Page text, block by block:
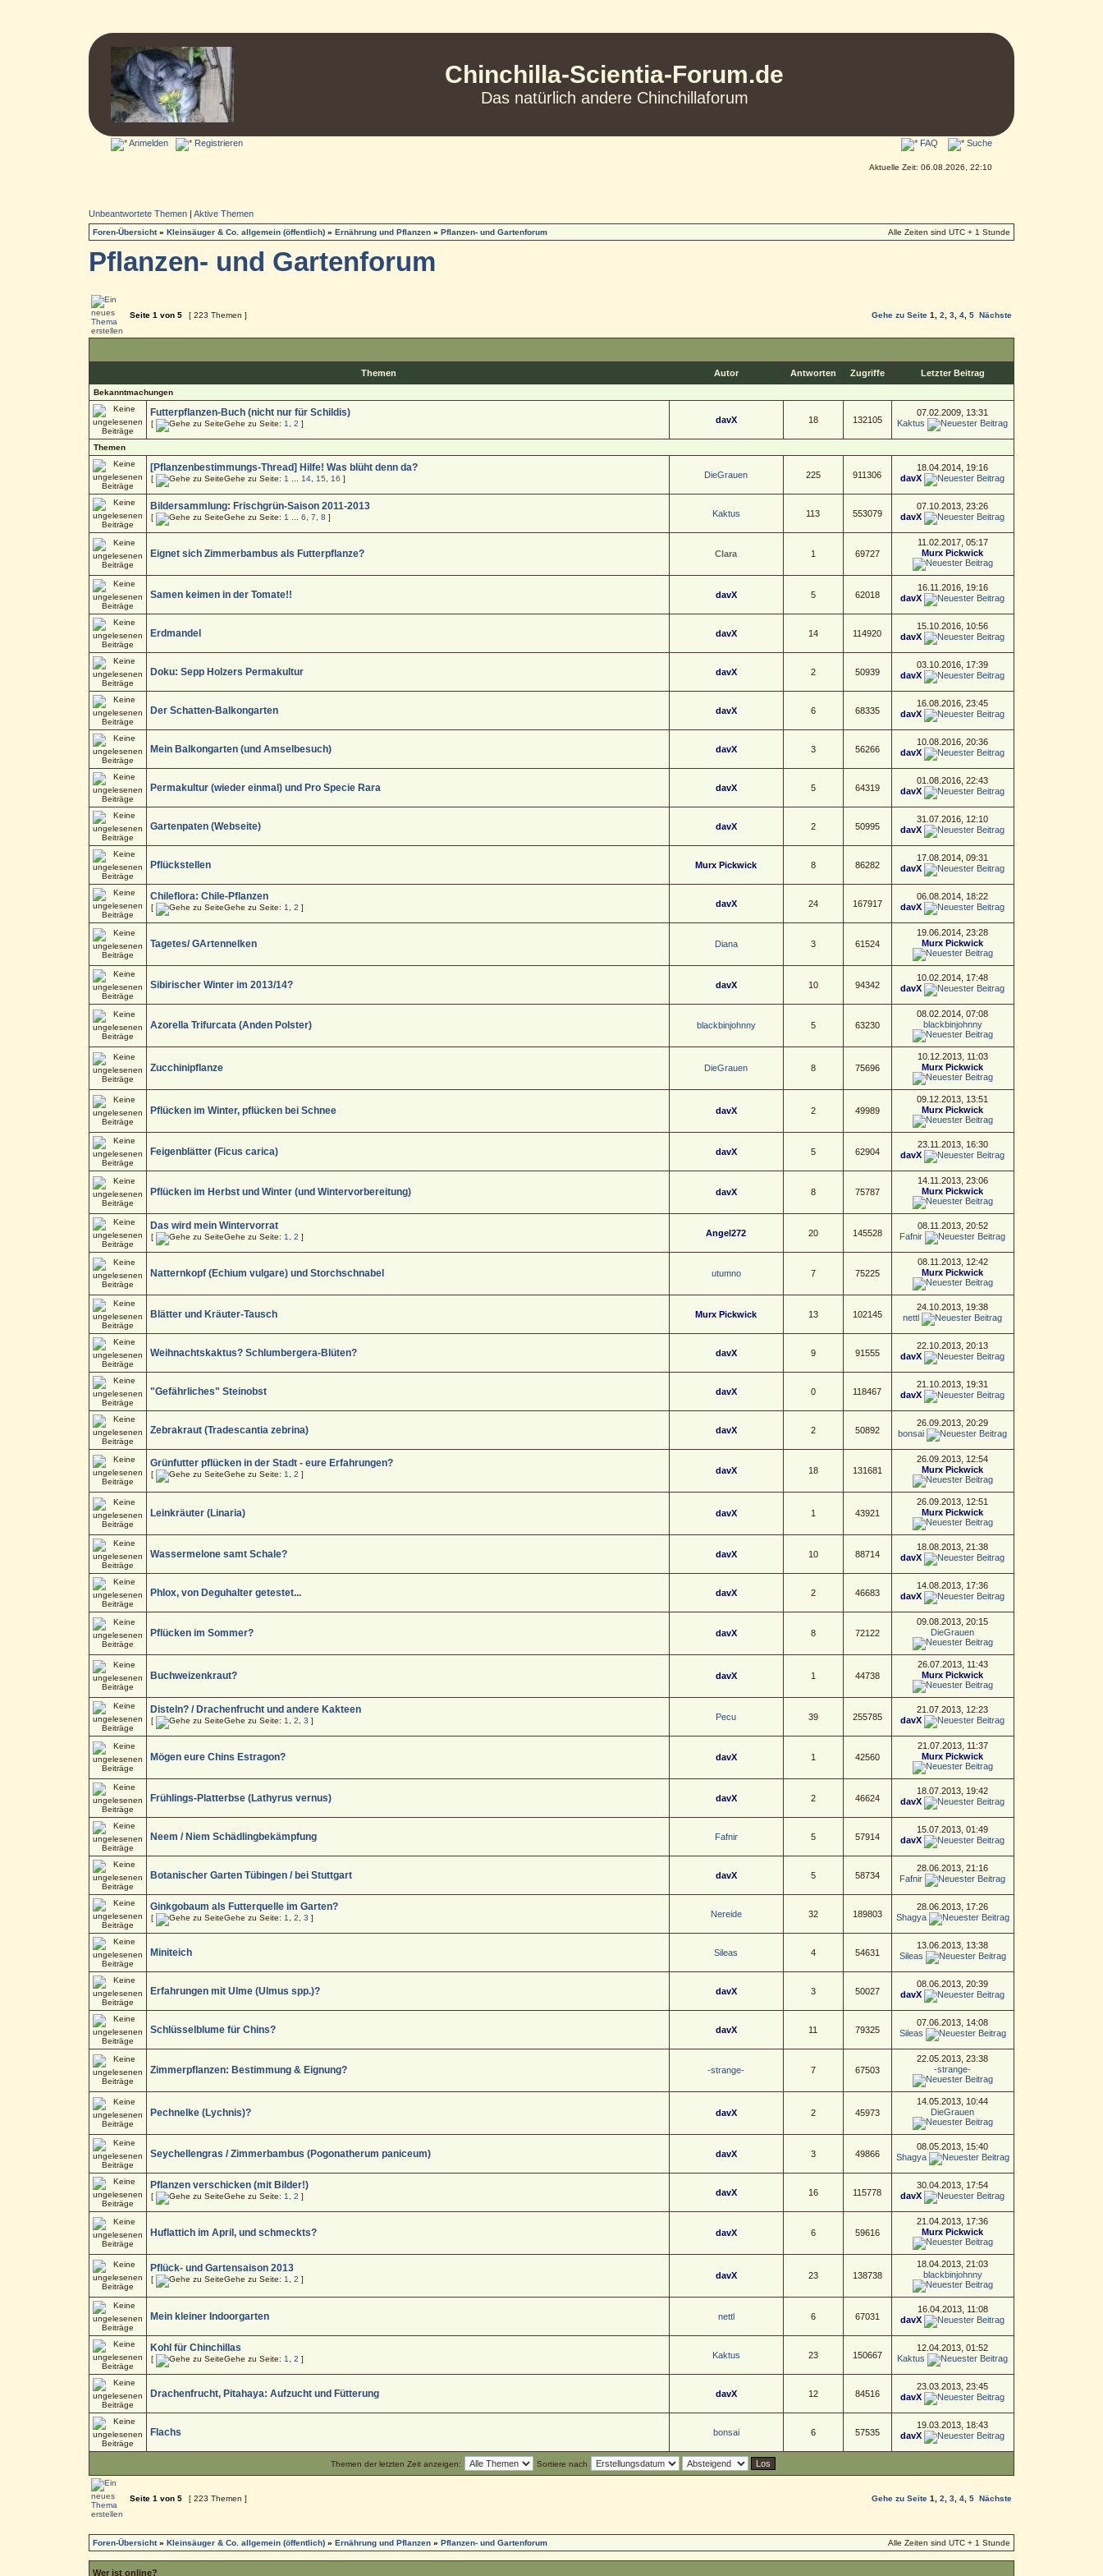
Chinchilla-Scientia-Forum.de
Das natürlich andere Chinchillaforum
Anmelden Registrieren FAQ Suche
Aktuelle Zeit: 06.08.2026, 22:10
Unbeantwortete Themen| Aktive Themen
Foren-Übersicht» Kleinsäuger & Co. allgemein (öffentlich)» Ernährung und Pflanzen» Pflanzen- und Gartenforum Alle Zeiten sind UTC + 1 Stunde
Pflanzen- und Gartenforum
Seite 1 von 5 [ 223 Themen ] Gehe zu Seite 1 2 3, 4, 5 Nächste
Themen Autor Antworten Zugriffe Letzter Beitrag
Bekanntmachungen
Futterpflanzen-Buch (nicht nur für Schildis)
[ Gehe zu Seite: 1 2 ] davX 18 132105
07.02.2009, 13:31
Kaktus
Themen
[Pflanzenbestimmungs-Thread] Hilfe! Was blüht denn da?
[ Gehe zu Seite: 1 14, 15 16 ] DieGrauen 225 911306
18.04.2014, 19:16
davX
Bildersammlung: Frischgrün-Saison 2011-2013
[ Gehe zu Seite: 1 6 7 8 ] Kaktus 113 553079
07.10.2013, 23:26
davX
Eignet sich Zimmerbambus als Futterpflanze? Clara 1 69727
11.02.2017, 05:17
Murx Pickwick
Samen keimen in der Tomate!! davX 5 62018
16.11.2016, 19:16
davX
Erdmandel davX 14 114920
15.10.2016, 10:56
davX
Doku: Sepp Holzers Permakultur davX 2 50939
03.10.2016, 17:39
davX
Der Schatten-Balkongarten davX 6 68335
16.08.2016, 23:45
davX
Mein Balkongarten (und Amselbesuch) davX 3 56266
10.08.2016, 20:36
davX
Permakultur (wieder einmal) und Pro Specie Rara davX 5 64319
01.08.2016, 22:43
davX
Gartenpaten (Webseite) davX 2 50995
31.07.2016, 12:10
davX
Pflückstellen Murx Pickwick 8 86282
17.08.2014, 09:31
davX
Chileflora: Chile-Pflanzen
[ Gehe zu Seite: 1 2 ] davX 24 167917
06.08.2014, 18:22
davX
Tagetes/ GArtennelken Diana 3 61524
19.06.2014, 23:28
Murx Pickwick
Sibirischer Winter im 2013/14? davX 10 94342
10.02.2014, 17:48
davX
Azorella Trifurcata (Anden Polster) blackbinjohnny 5 63230
08.02.2014, 07:08
blackbinjohnny
Zucchinipflanze DieGrauen 8 75696
10.12.2013, 11:03
Murx Pickwick
Pflücken im Winter, pflücken bei Schnee davX 2 49989
09.12.2013, 13:51
Murx Pickwick
Feigenblätter (Ficus carica) davX 5 62904
23.11.2013, 16:30
davX
Pflücken im Herbst und Winter (und Wintervorbereitung) davX 8 75787
14.11.2013, 23:06
Murx Pickwick
Das wird mein Wintervorrat
[ Gehe zu Seite: 1 2 ] Angel272 20 145528
08.11.2013, 20:52
Fafnir
Natternkopf (Echium vulgare) und Storchschnabel utumno 7 75225
08.11.2013, 12:42
Murx Pickwick
Blätter und Kräuter-Tausch Murx Pickwick 13 102145
24.10.2013, 19:38
nettl
Weihnachtskaktus? Schlumbergera-Blüten? davX 9 91555
22.10.2013, 20:13
davX
"Gefährliches" Steinobst davX 0 118467
21.10.2013, 19:31
davX
Zebrakraut (Tradescantia zebrina) davX 2 50892
26.09.2013, 20:29
bonsai
Grünfutter pflücken in der Stadt - eure Erfahrungen?
[ Gehe zu Seite: 1 2 ] davX 18 131681
26.09.2013, 12:54
Murx Pickwick
Leinkräuter (Linaria) davX 1 43921
26.09.2013, 12:51
Murx Pickwick
Wassermelone samt Schale? davX 10 88714
18.08.2013, 21:38
davX
Phlox, von Deguhalter getestet... davX 2 46683
14.08.2013, 17:36
davX
Pflücken im Sommer? davX 8 72122
09.08.2013, 20:15
DieGrauen
Buchweizenkraut? davX 1 44738
26.07.2013, 11:43
Murx Pickwick
Disteln? / Drachenfrucht und andere Kakteen
[ Gehe zu Seite: 1 2 3 ] Pecu 39 255785
21.07.2013, 12:23
davX
Mögen eure Chins Estragon? davX 1 42560
21.07.2013, 11:37
Murx Pickwick
Frühlings-Platterbse (Lathyrus vernus) davX 2 46624
18.07.2013, 19:42
davX
Neem / Niem Schädlingbekämpfung Fafnir 5 57914
15.07.2013, 01:49
davX
Botanischer Garten Tübingen / bei Stuttgart davX 5 58734
28.06.2013, 21:16
Fafnir
Ginkgobaum als Futterquelle im Garten?
[ Gehe zu Seite: 1 2 3 ] Nereide 32 189803
28.06.2013, 17:26
Shagya
Miniteich Sileas 4 54631
13.06.2013, 13:38
Sileas
Erfahrungen mit Ulme (Ulmus spp.)? davX 3 50027
08.06.2013, 20:39
davX
Schlüsselblume für Chins? davX 11 79325
07.06.2013, 14:08
Sileas
Zimmerpflanzen: Bestimmung & Eignung? -strange- 7 67503
22.05.2013, 23:38
-strange-
Pechnelke (Lychnis)? davX 2 45973
14.05.2013, 10:44
DieGrauen
Seychellengras / Zimmerbambus (Pogonatherum paniceum) davX 3 49866
08.05.2013, 15:40
Shagya
Pflanzen verschicken (mit Bilder!)
[ Gehe zu Seite: 1 2 ] davX 16 115778
30.04.2013, 17:54
davX
Huflattich im April, und schmeckts? davX 6 59616
21.04.2013, 17:36
Murx Pickwick
Pflück- und Gartensaison 2013
[ Gehe zu Seite: 1 2 ] davX 23 138738
18.04.2013, 21:03
blackbinjohnny
Mein kleiner Indoorgarten nettl 6 67031
16.04.2013, 11:08
davX
Kohl für Chinchillas
[ Gehe zu Seite: 1 2 ] Kaktus 23 150667
12.04.2013, 01:52
Kaktus
Drachenfrucht, Pitahaya: Aufzucht und Fütterung davX 12 84516
23.03.2013, 23:45
davX
Flachs bonsai 6 57535
19.03.2013, 18:43
davX
Themen der letzten Zeit anzeigen: Sortiere nach
Seite 1 von 5 [ 223 Themen ] Gehe zu Seite 1 2 3, 4, 5 Nächste
Foren-Übersicht» Kleinsäuger & Co. allgemein (öffentlich)» Ernährung und Pflanzen» Pflanzen- und Gartenforum Alle Zeiten sind UTC + 1 Stunde
Wer ist online?